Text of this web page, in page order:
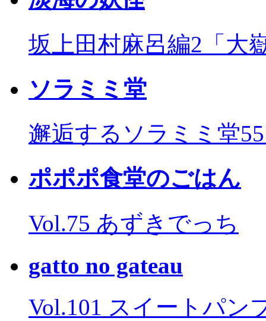
坂上田村麻呂編2「大
ソラミミ堂
邂逅するソラミミ堂
ポポポ食堂のごはん
Vol.75 あずきでっち
gatto no gateau
Vol.101 スイートパン